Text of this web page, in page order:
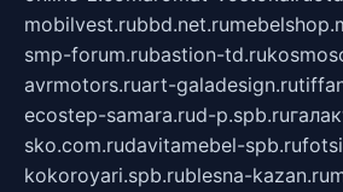
mobilvest.rubbd.net.ru
smp-forum.rubastion-td.ru
avrmotors.ruart-galadesign.ru
ecostep-samara.rud-p.spb.ru
sko.com.rudavitamebel-spb.ru
kokoroyari.spb.rublesna-kazan.ru